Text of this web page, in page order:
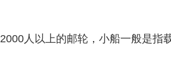
人以上的邮轮，小船一般是指